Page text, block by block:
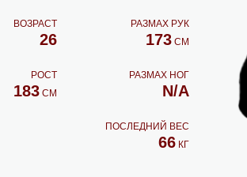
ВОЗРАСТ
26
РАЗМАХ РУК
173СМ
РОСТ
183 СМ
РАЗМАХ НОГ
N/A
ПОСЛЕДНИЙ ВЕС
66КГ